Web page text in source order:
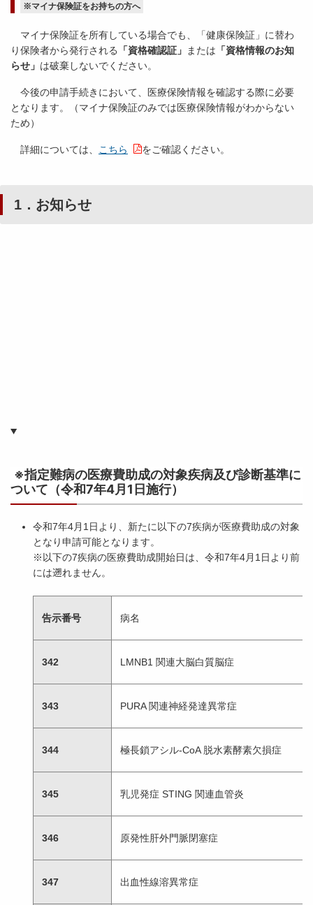
※マイナ保険証をお持ちの方へ
マイナ保険証を所有している場合でも、「健康保険証」に替わ
り保険者から発行される
「資格確認証」 または 「資格情報のお知
らせ」 は破棄しないでください。
今後の申請手続きにおいて、医療保険情報を確認する際に必要
となります。（マイナ保険証のみでは医療保険情報がわからない
ため）
詳細については、 こちら をご確認ください。
1．お知らせ
※指定難病の医療費助成の対象疾病及び診断基準に
ついて（令和7年4月1日施行）
令和7年4月1日より、新たに以下の7疾病が医療費助成の対象
となり申請可能となります。
※以下の7疾病の医療費助成開始日は、令和7年4月1日より前
には遡れません。
告示番号 病名
342 LMNB1 関連大脳白質脳症
343 PURA 関連神経発達異常症
344 極長鎖アシル-CoA 脱水素酵素欠損症
345 乳児発症 STING 関連血管炎
346 原発性肝外門脈閉塞症
347 出血性線溶異常症